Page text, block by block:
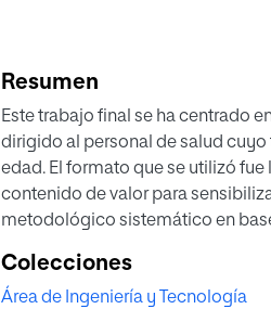
Resumen
Este trabajo final se ha centrado
dirigido al personal de salud cuyo
edad. El formato que se utilizó
contenido de valor para
metodológico sistemático en
medios de comunicación. Con la
profesionales sanitarios y de los
Colecciones
Área de Ingeniería y Tecnología